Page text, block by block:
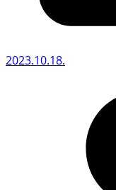
2023.10.18.